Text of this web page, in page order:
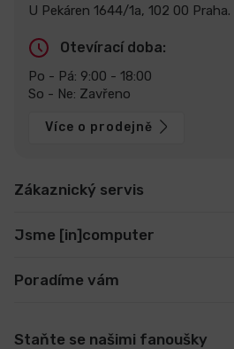
U Pekáren 1644/1a, 102 00 Praha.
Otevírací doba:
Po - Pá: 9:00 - 18:00
So - Ne: Zavřeno
Více o prodejně
Zákaznický servis
Jsme [in]computer
Poradíme vám
Staňte se našimi fanoušky